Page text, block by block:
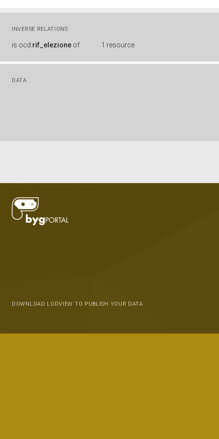
INVERSE RELATIONS
is ocd:rif_elezione of 1 resource
DATA
DOWNLOAD LODVIEW TO PUBLISH YOUR DATA